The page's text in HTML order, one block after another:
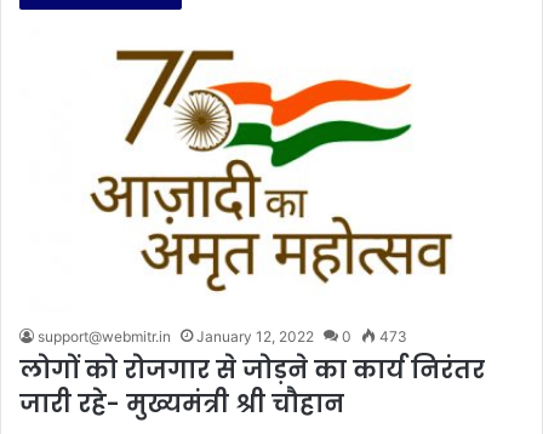
support@webmitr.in January 12, 2022 0 473
लोगों को रोजगार से जोड़ने का कार्य निरंतर
जारी रहे- मुख्यमंत्री श्री चौहान